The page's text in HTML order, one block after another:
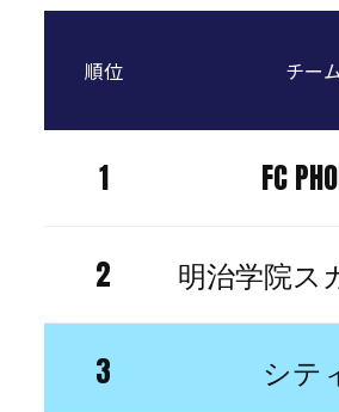
順位 チー
1 FC
2 明治学院ス
3 シテ